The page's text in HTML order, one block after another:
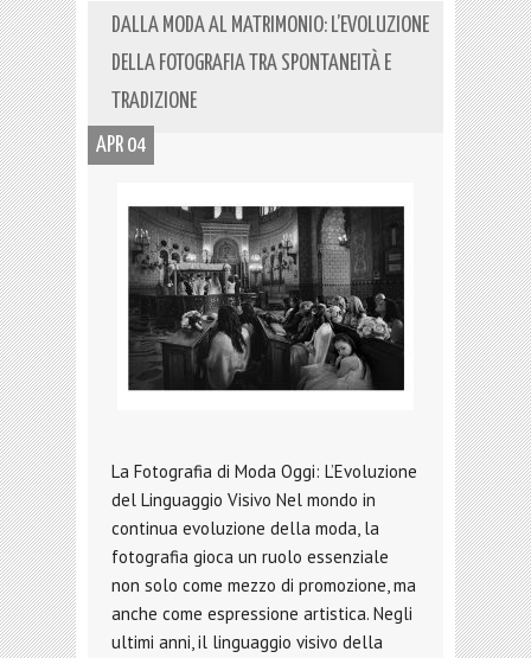
DALLA MODA AL MATRIMONIO: L’EVOLUZIONE
DELLA FOTOGRAFIA TRA SPONTANEITÀ E
TRADIZIONE
APR 04
La Fotografia di Moda Oggi: L’Evoluzione
del Linguaggio Visivo Nel mondo in
continua evoluzione della moda, la
fotografia gioca un ruolo essenziale
non solo come mezzo di promozione, ma
anche come espressione artistica. Negli
ultimi anni, il linguaggio visivo della